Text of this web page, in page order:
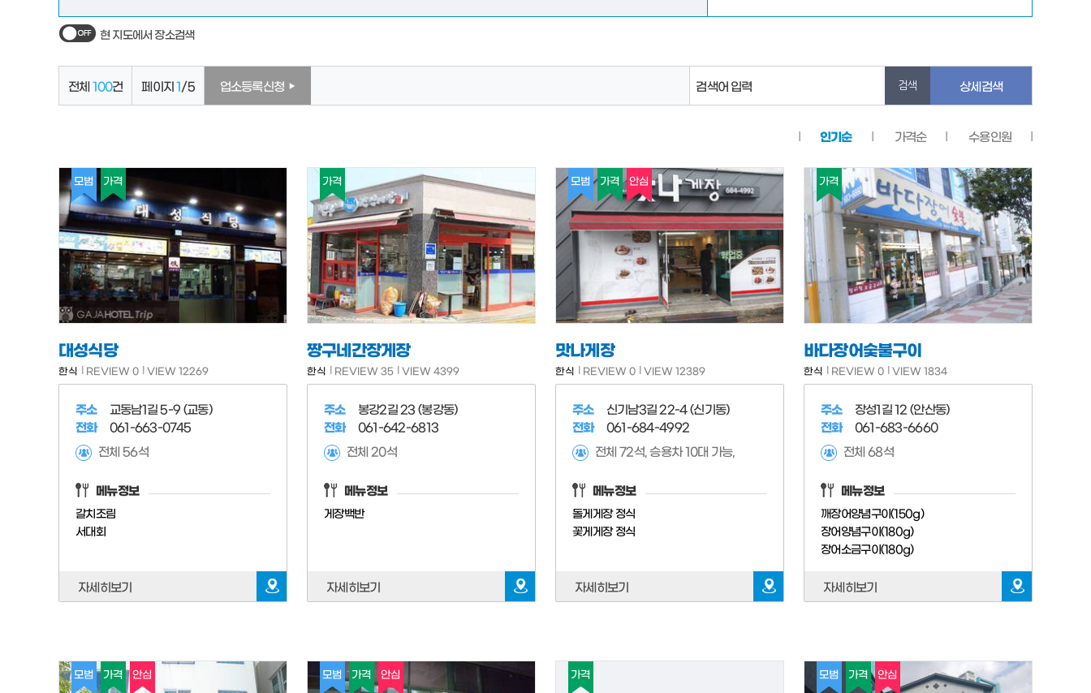
현 지도에서 장소검색
전체 100건 페이지1 /5 업소등록신청 검색어 입력 상세검색
인기순 가격순 수용인원
모범 가격
대성식당
한식 REVIEW 0 VIEW 12269
주소
교동남1길 5-9 (교동)
전화
061-663-0745
전체 56석
메뉴정보
갈치조림
서대회
자세히보기
가격
짱구네간장게장
한식 REVIEW 35 VIEW 4399
주소
봉강2길 23 (봉강동)
전화
061-642-6813
전체 20석
메뉴정보
게장백반
자세히보기
모범 가격 안심
맛나게장
한식 REVIEW 0 VIEW 12389
주소
신기남3길 22-4 (신기동)
전화
061-684-4992
전체 72석, 승용차 10대 가능,
메뉴정보
돌게게장 정식
꽃게게장 정식
자세히보기
가격
바다장어숯불구이
한식 REVIEW 0 VIEW 1834
주소
장성1길 12 (안산동)
전화
061-683-6660
전체 68석
메뉴정보
깨장어양념구이(150g)
장어양념구이(180g)
장어소금구이(180g)
자세히보기
모범 가격 안심 모범 가격 안심 가격 모범 가격 안심